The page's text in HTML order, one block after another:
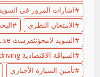
اشارات المرور في السويد
الامتحان النظري
السويد لامخؤنثفزسث blocket.se
السياقة الاقتصادية ecodriving
تأمين السيارة الأجباري